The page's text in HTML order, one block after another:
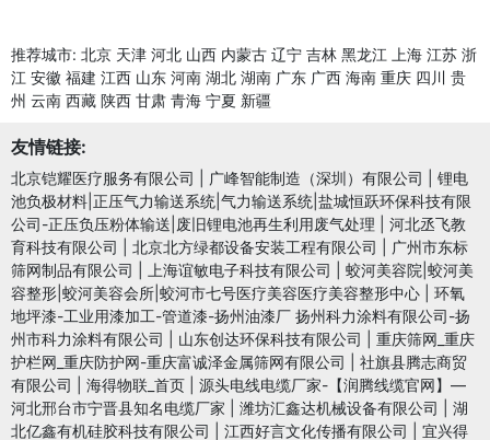
推荐城市: 北京 天津 河北 山西 内蒙古 辽宁 吉林 黑龙江 上海 江苏 浙
江 安徽 福建 江西 山东 河南 湖北 湖南 广东 广西 海南 重庆 四川 贵
州 云南 西藏 陕西 甘肃 青海 宁夏 新疆
友情链接:
北京铠耀医疗服务有限公司 广峰智能制造（深圳）有限公司
锂电
池负极材料|正压气力输送系统|气力输送系统|盐城恒跃环保科技有限
公司-正压负压粉体输送|废旧锂电池再生利用废气处理
河北丞飞教
育科技有限公司
北京北方绿都设备安装工程有限公司
广州市东标
筛网制品有限公司
上海谊敏电子科技有限公司
蛟河美容院|蛟河美
容整形|蛟河美容会所|蛟河市七号医疗美容医疗美容整形中心
环氧
地坪漆-工业用漆加工-管道漆-扬州油漆厂 扬州科力涂料有限公司-扬
州市科力涂料有限公司
山东创达环保科技有限公司
重庆筛网_重庆
护栏网_重庆防护网-重庆富诚泽金属筛网有限公司
社旗县腾志商贸
有限公司
海得物联_首页
源头电线电缆厂家-【润腾线缆官网】—
河北邢台市宁晋县知名电缆厂家
潍坊汇鑫达机械设备有限公司
湖
北亿鑫有机硅胶科技有限公司
江西好言文化传播有限公司
宜兴得